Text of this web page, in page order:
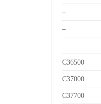
–
–
C36500
C37000
C37700